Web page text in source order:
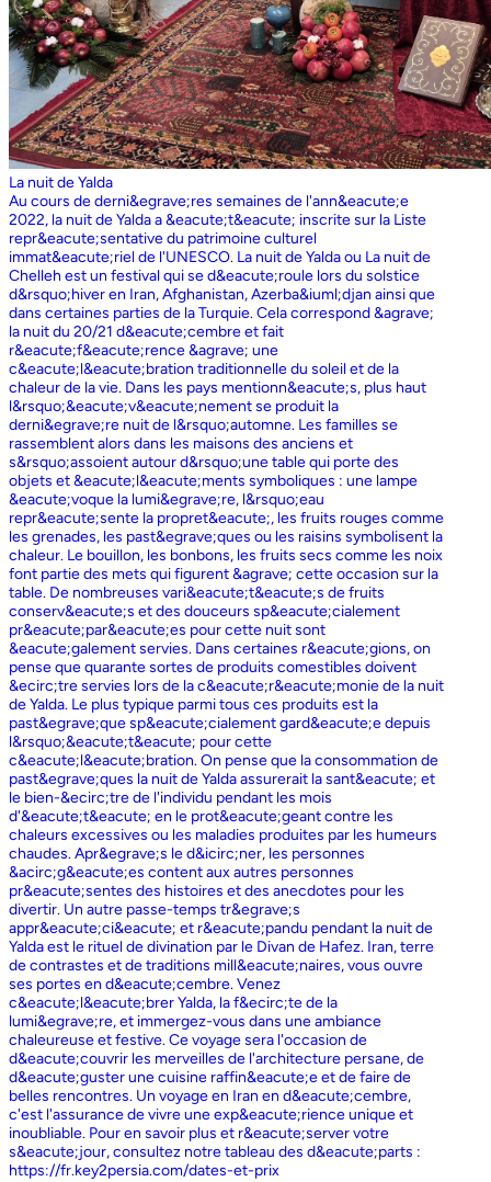
La nuit de Yalda
Au cours de derni&egrave;res semaines de l'ann&eacute;e
2022, la nuit de Yalda a &eacute;t&eacute; inscrite sur la Liste
repr&eacute;sentative du patrimoine culturel
immat&eacute;riel de l'UNESCO. La nuit de Yalda ou La nuit de
Chelleh est un festival qui se d&eacute;roule lors du solstice
d&rsquo;hiver en Iran, Afghanistan, Azerba&iuml;djan ainsi que
dans certaines parties de la Turquie. Cela correspond &agrave;
la nuit du 20/21 d&eacute;cembre et fait
r&eacute;f&eacute;rence &agrave; une
c&eacute;l&eacute;bration traditionnelle du soleil et de la
chaleur de la vie. Dans les pays mentionn&eacute;s, plus haut
l&rsquo;&eacute;v&eacute;nement se produit la
derni&egrave;re nuit de l&rsquo;automne. Les familles se
rassemblent alors dans les maisons des anciens et
s&rsquo;assoient autour d&rsquo;une table qui porte des
objets et &eacute;l&eacute;ments symboliques : une lampe
&eacute;voque la lumi&egrave;re, l&rsquo;eau
repr&eacute;sente la propret&eacute;, les fruits rouges comme
les grenades, les past&egrave;ques ou les raisins symbolisent la
chaleur. Le bouillon, les bonbons, les fruits secs comme les noix
font partie des mets qui figurent &agrave; cette occasion sur la
table. De nombreuses vari&eacute;t&eacute;s de fruits
conserv&eacute;s et des douceurs sp&eacute;cialement
pr&eacute;par&eacute;es pour cette nuit sont
&eacute;galement servies. Dans certaines r&eacute;gions, on
pense que quarante sortes de produits comestibles doivent
&ecirc;tre servies lors de la c&eacute;r&eacute;monie de la nuit
de Yalda. Le plus typique parmi tous ces produits est la
past&egrave;que sp&eacute;cialement gard&eacute;e depuis
l&rsquo;&eacute;t&eacute; pour cette
c&eacute;l&eacute;bration. On pense que la consommation de
past&egrave;ques la nuit de Yalda assurerait la sant&eacute; et
le bien-&ecirc;tre de l'individu pendant les mois
d'&eacute;t&eacute; en le prot&eacute;geant contre les
chaleurs excessives ou les maladies produites par les humeurs
chaudes. Apr&egrave;s le d&icirc;ner, les personnes
&acirc;g&eacute;es content aux autres personnes
pr&eacute;sentes des histoires et des anecdotes pour les
divertir. Un autre passe-temps tr&egrave;s
appr&eacute;ci&eacute; et r&eacute;pandu pendant la nuit de
Yalda est le rituel de divination par le Divan de Hafez. Iran, terre
de contrastes et de traditions mill&eacute;naires, vous ouvre
ses portes en d&eacute;cembre. Venez
c&eacute;l&eacute;brer Yalda, la f&ecirc;te de la
lumi&egrave;re, et immergez-vous dans une ambiance
chaleureuse et festive. Ce voyage sera l'occasion de
d&eacute;couvrir les merveilles de l'architecture persane, de
d&eacute;guster une cuisine raffin&eacute;e et de faire de
belles rencontres. Un voyage en Iran en d&eacute;cembre,
c'est l'assurance de vivre une exp&eacute;rience unique et
inoubliable. Pour en savoir plus et r&eacute;server votre
s&eacute;jour, consultez notre tableau des d&eacute;parts :
https://fr.key2persia.com/dates-et-prix